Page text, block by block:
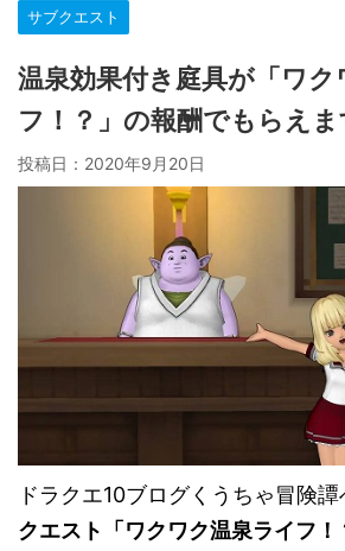
サブクエスト
温泉効果付き庭具が「ワク
フ！？」の報酬でもらえま
投稿日： 2020年9月20日
ドラクエ10ブログくうちゃ冒険譚
クエスト「ワクワク温泉ライフ